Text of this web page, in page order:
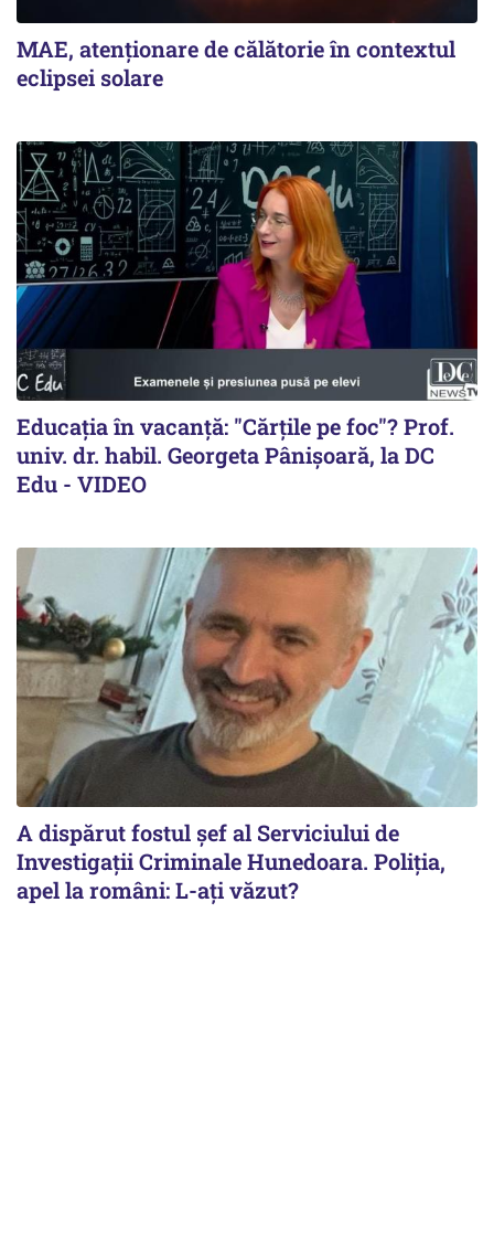
MAE, atenționare de călătorie în contextul
eclipsei solare
Educația în vacanță: "Cărțile pe foc"? Prof.
univ. dr. habil. Georgeta Pânișoară, la DC
Edu - VIDEO
A dispărut fostul șef al Serviciului de
Investigații Criminale Hunedoara. Poliția,
apel la români: L-ați văzut?